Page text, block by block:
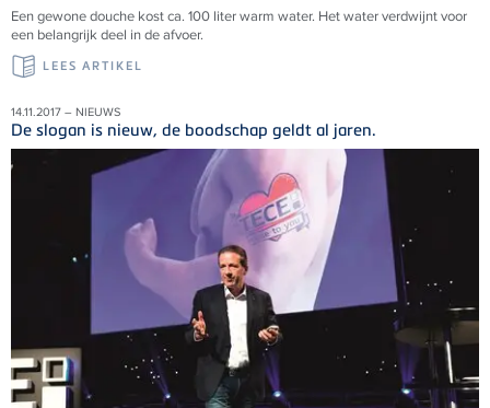
Een gewone douche kost ca. 100 liter warm water. Het water verdwijnt voor
een belangrijk deel in de afvoer.
LEES ARTIKEL
14.11.2017 – NIEUWS
De slogan is nieuw, de boodschap geldt al jaren.